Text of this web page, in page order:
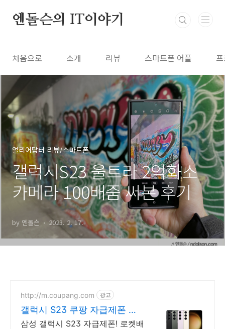
엔돌슨의 IT이야기
처음으로 소개 리뷰 스마트폰 어플
얼리어답터 리뷰/스마트폰
갤럭시S23 울트라 2억화소
카메라 100배줌 써본 후기
by 엔돌슨 2023. 2. 17.
http://m.coupang.com 광고
갤럭시 S23 쿠팡 자급제폰 찾
고 있다면
삼성 갤럭시 S23 자급제폰! 로켓배